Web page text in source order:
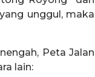
unggul, maka
Peta Jalan
lain: